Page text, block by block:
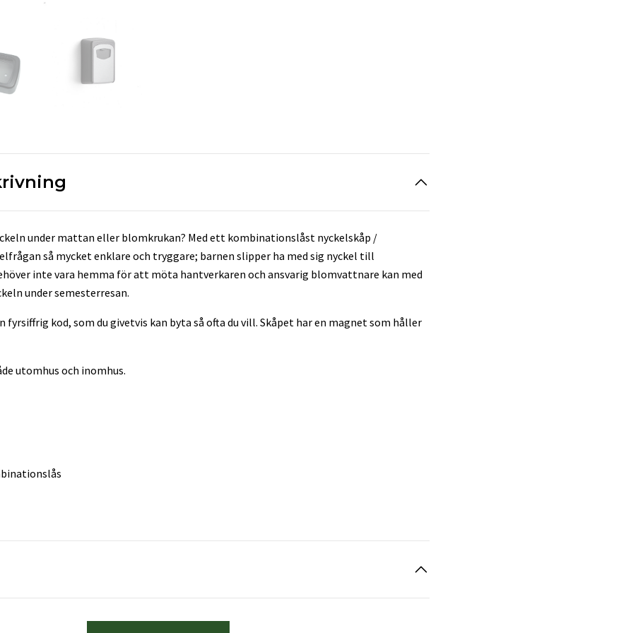
under mattan eller blomkrukan? Med ett kombinationslåst nyckelskåp /
så mycket enklare och tryggare; barnen slipper ha med sig nyckel till
inte vara hemma för att möta hantverkaren och ansvarig blomvattnare kan med
under semesterresan.
fyrsiffrig kod, som du givetvis kan byta så ofta du vill. Skåpet har en magnet som håller
utomhus och inomhus.